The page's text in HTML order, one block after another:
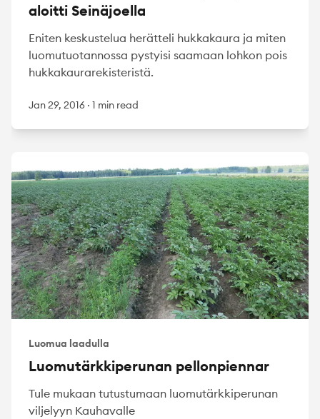
aloitti Seinäjoella
Eniten keskustelua herätteli hukkakaura ja miten
luomutuotannossa pystyisi saamaan lohkon pois
hukkakaurarekisteristä.
Jan 29, 2016 · 1 min read
Luomua laadulla
Luomutärkkiperunan pellonpiennar
Tule mukaan tutustumaan luomutärkkiperunan
viljelyyn Kauhavalle